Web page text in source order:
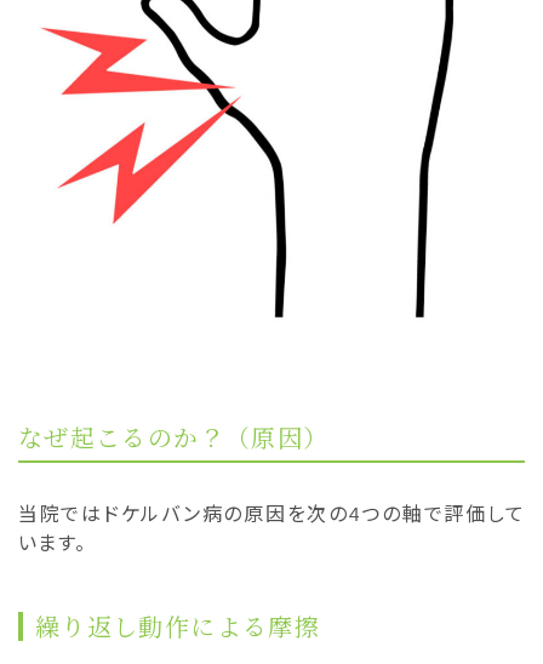
なぜ起こるのか？（原因）
当院ではドケルバン病の原因を次の4つの軸で評価して
います。
繰り返し動作による摩擦